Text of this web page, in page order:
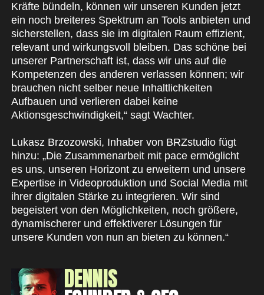
Kräfte bündeln, können wir unseren Kunden jetzt
ein noch breiteres Spektrum an Tools anbieten und
sicherstellen, dass sie im digitalen Raum effizient,
relevant und wirkungsvoll bleiben. Das schöne bei
unserer Partnerschaft ist, dass wir uns auf die
Kompetenzen des anderen verlassen können; wir
brauchen nicht selber neue Inhaltlichkeiten
Aufbauen und verlieren dabei keine
Aktionsgeschwindigkeit,“ sagt Wachter.
Lukasz Brzozowski, Inhaber von BRZstudio fügt
hinzu: „Die Zusammenarbeit mit pace ermöglicht
es uns, unseren Horizont zu erweitern und unsere
Expertise in Videoproduktion und Social Media mit
ihrer digitalen Stärke zu integrieren. Wir sind
begeistert von den Möglichkeiten, noch größere,
dynamischerer und effektiverer Lösungen für
unsere Kunden von nun an bieten zu können.“
DENNIS